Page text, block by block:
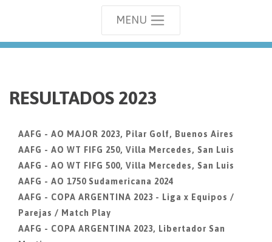
MENU
RESULTADOS 2023
AAFG - AO MAJOR 2023, Pilar Golf, Buenos Aires
AAFG - AO WT FIFG 250, Villa Mercedes, San Luis
AAFG - AO WT FIFG 500, Villa Mercedes, San Luis
AAFG - AO 1750 Sudamericana 2024
AAFG - COPA ARGENTINA 2023 - Liga x Equipos /
Parejas / Match Play
AAFG - COPA ARGENTINA 2023, Libertador San